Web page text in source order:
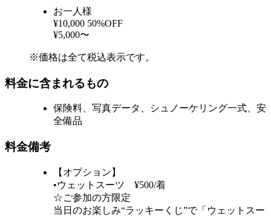
お一人様
¥10,000 50%OFF
¥5,000〜
※価格は全て税込表示です。
料金に含まれるもの
保険料、写真データ、シュノーケリング一式、安
全備品
料金備考
【オプション】
•ウェットスーツ ¥500/着
☆ご参加の方限定
当日のお楽しみ“ラッキーくじ”で「ウェットスー